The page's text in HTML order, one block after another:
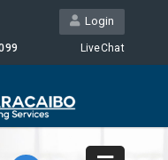
Login
LiveChat